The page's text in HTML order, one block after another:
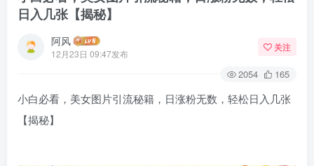
日入几张【揭秘】
阿风
12月23日 09:47发布
关注
2054 165
小白必看，美女图片引流秘籍，日涨粉无数，轻松日入几张
【揭秘】